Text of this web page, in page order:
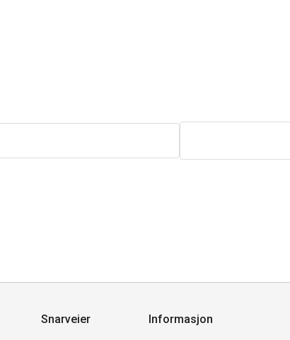
Snarveier Informasjon